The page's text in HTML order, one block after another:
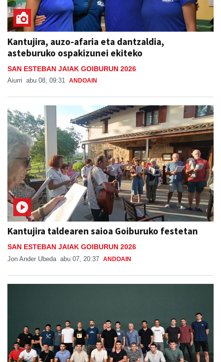
Kantujira, auzo-afaria eta dantzaldia,
asteburuko ospakizunei ekiteko
SAN ESTEBAN JAIAK GOIBURUN 2026
Aiurri abu 08, 09:31 ANDOAIN
Kantujira taldearen saioa Goiburuko festetan
SAN ESTEBAN JAIAK GOIBURUN 2026
Jon Ander Ubeda abu 07, 20:37 ANDOAIN